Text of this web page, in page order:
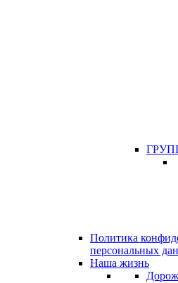
Политика
персональных
Наша жизнь